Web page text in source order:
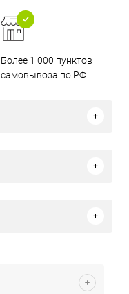
Более 1 000 пунктов
самовывоза по РФ